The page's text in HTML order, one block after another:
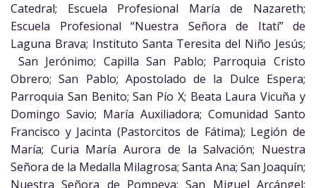
Catedral; Escuela Profesional María de Nazareth;
Escuela Profesional “Nuestra Señora de Itatí” de
Laguna Brava; Instituto Santa Teresita del Niño Jesús;
San Jerónimo; Capilla San Pablo; Parroquia Cristo
Obrero; San Pablo; Apostolado de la Dulce Espera;
Parroquia San Benito; San Pío X; Beata Laura Vicuña y
Domingo Savio; María Auxiliadora; Comunidad Santo
Francisco y Jacinta (Pastorcitos de Fátima); Legión de
María; Curia María Aurora de la Salvación; Nuestra
Señora de la Medalla Milagrosa; Santa Ana; San Joaquín;
Nuestra Señora de Pompeya; San Miguel Arcángel;